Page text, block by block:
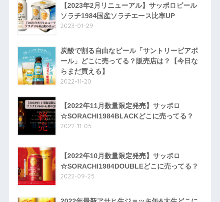
【2023年2月リニューアル】サッポロビール
ソラチ1984国産ソラチエース比率UP
2023-01-29
炭酸で割る自由なビール「サントリービアボ
ール」どこに売ってる？販売店は？【今日な
らまだ買える】
2022-11-20
【2022年11月数量限定発売】サッポロ
☆SORACHI1984BLACKどこに売ってる？
2022-11-05
【2022年10月数量限定発売】サッポロ
☆SORACHI1984DOUBLEどこに売ってる？
2022-09-25